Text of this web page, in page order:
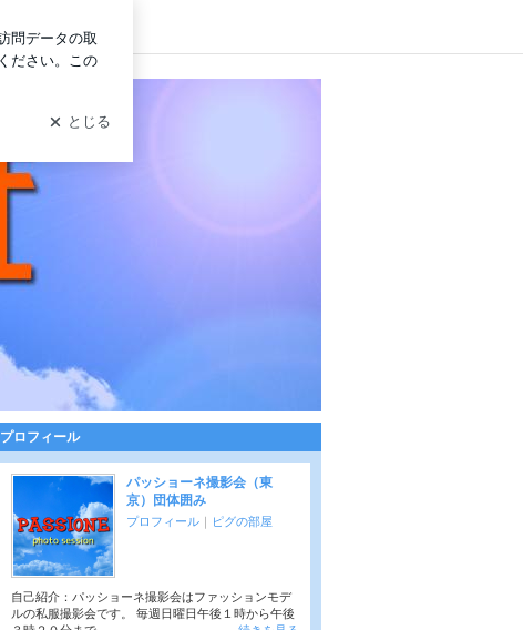
ログイン
プロフィール
パッショーネ撮影会（東
京）団体囲み
プロフィール ｜ ピグの部屋
自己紹介：パッショーネ撮影会はファッションモデ
ルの私服撮影会です。 毎週日曜日午後１時から午後